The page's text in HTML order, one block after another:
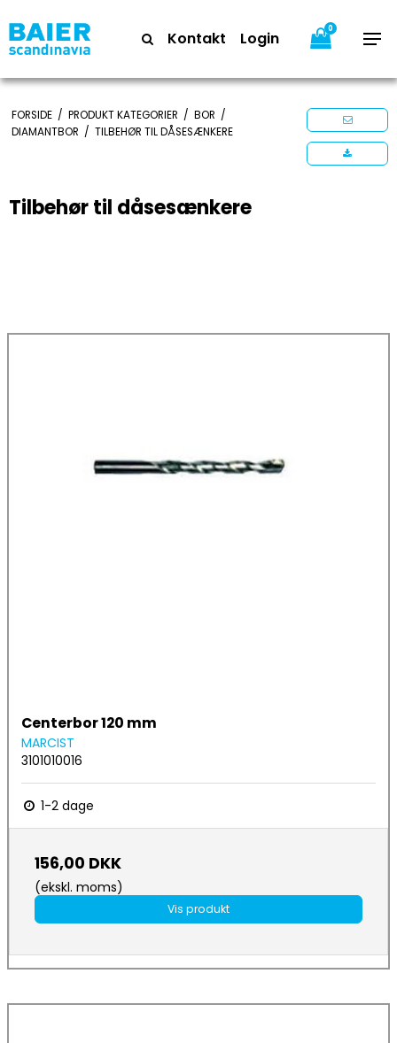
Kontakt Login 0
FORSIDE / PRODUKT KATEGORIER / BOR /
DIAMANTBOR / TILBEHØR TIL DÅSESÆNKERE
Tilbehør til dåsesænkere
Centerbor 120 mm
MARCIST
3101010016
1-2 dage
156,00 DKK
(ekskl. moms)
Vis produkt